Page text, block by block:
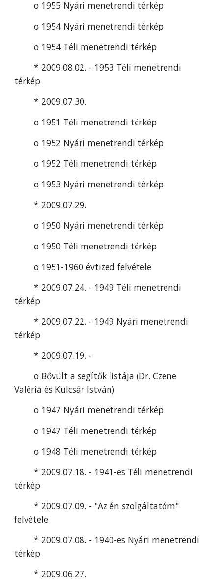
o 1955 Nyári menetrendi térkép
o 1954 Nyári menetrendi térkép
o 1954 Téli menetrendi térkép
* 2009.08.02. - 1953 Téli menetrendi
térkép
* 2009.07.30.
o 1951 Téli menetrendi térkép
o 1952 Nyári menetrendi térkép
o 1952 Téli menetrendi térkép
o 1953 Nyári menetrendi térkép
* 2009.07.29.
o 1950 Nyári menetrendi térkép
o 1950 Téli menetrendi térkép
o 1951-1960 évtized felvétele
* 2009.07.24. - 1949 Téli menetrendi
térkép
* 2009.07.22. - 1949 Nyári menetrendi
térkép
* 2009.07.19. -
o Bővült a segítők listája (Dr. Czene
Valéria és Kulcsár István)
o 1947 Nyári menetrendi térkép
o 1947 Téli menetrendi térkép
o 1948 Téli menetrendi térkép
* 2009.07.18. - 1941-es Téli menetrendi
térkép
* 2009.07.09. - "Az én szolgáltatóm"
felvétele
* 2009.07.08. - 1940-es Nyári menetrendi
térkép
* 2009.06.27.